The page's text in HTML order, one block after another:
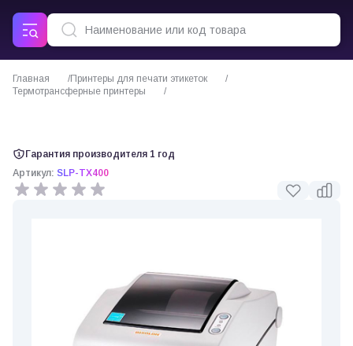
Главная
Принтеры для печати этикеток
Термотрансферные принтеры
Гарантия производителя 1 год
Артикул: SLP-TX400